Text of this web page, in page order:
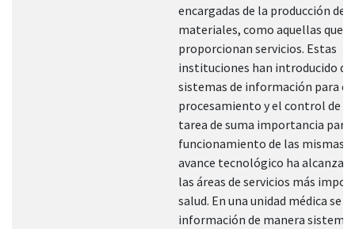
encargadas de la producción de
materiales, como aquellas que
proporcionan servicios. Estas
instituciones han introducido
sistemas de información para el
procesamiento y el control de
tarea de suma importancia para
funcionamiento de las mismas.
avance tecnológico ha
las áreas de servicios más
salud. En una unidad médica se
información de manera